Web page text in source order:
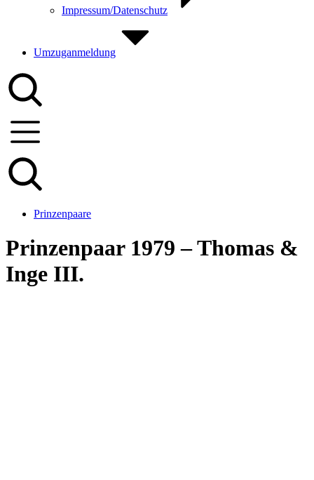
Impressum/Datenschutz
Umzuganmeldung
Prinzenpaare
Prinzenpaar 1979 – Thomas &
Inge III.